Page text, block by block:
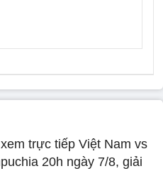
trực tiếp Việt Nam vs
20h ngày 7/8, giải